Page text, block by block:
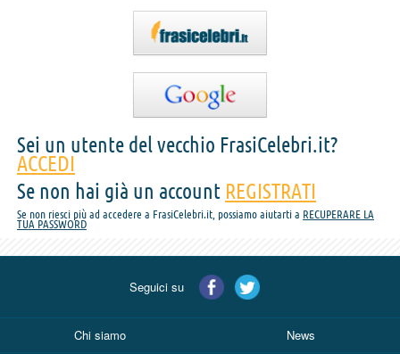
Sei un utente del vecchio FrasiCelebri.it?
ACCEDI
Se non hai già un account REGISTRATI
Se non riesci più ad accedere a FrasiCelebri.it, possiamo aiutarti a RECUPERARE LA
TUA PASSWORD
Seguici su
Chi siamo News